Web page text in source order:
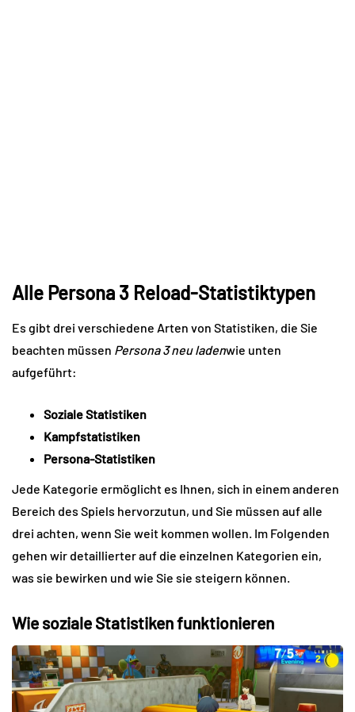
Alle Persona 3 Reload-Statistiktypen
Es gibt drei verschiedene Arten von Statistiken, die Sie
beachten müssen Persona 3 neu ladenwie unten
aufgeführt:
Soziale Statistiken
Kampfstatistiken
Persona-Statistiken
Jede Kategorie ermöglicht es Ihnen, sich in einem anderen
Bereich des Spiels hervorzutun, und Sie müssen auf alle
drei achten, wenn Sie weit kommen wollen. Im Folgenden
gehen wir detaillierter auf die einzelnen Kategorien ein,
was sie bewirken und wie Sie sie steigern können.
Wie soziale Statistiken funktionieren